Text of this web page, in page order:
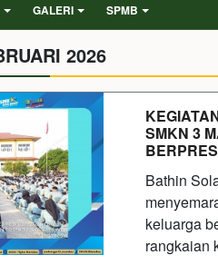
GALERI SPMB
2026
SMKN 3
Bathin
keluarga
rangkaian